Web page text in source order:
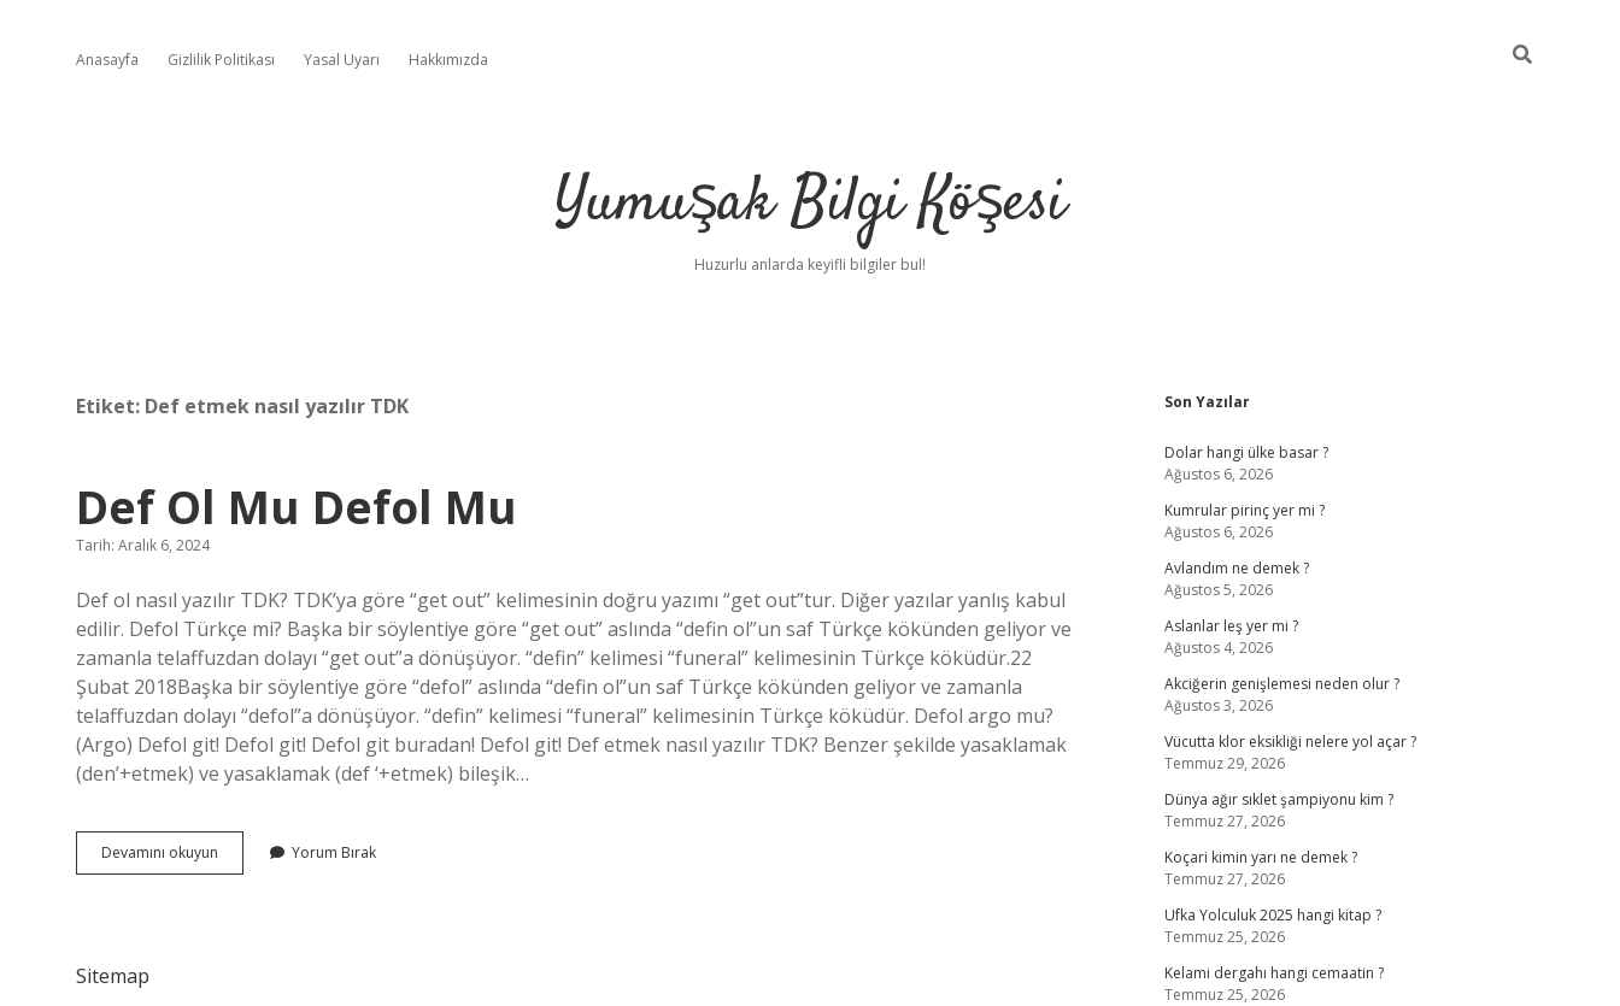
Anasayfa Gizlilik Politikası Yasal Uyarı Hakkımızda
Yumuşak Bilgi Köşesi
Huzurlu anlarda keyifli bilgiler bul!
Etiket: Def etmek nasıl yazılır TDK
Def Ol Mu Defol Mu
Tarih: Aralık 6, 2024
Def ol nasıl yazılır TDK? TDK’ya göre “get out” kelimesinin doğru yazımı “get out”tur. Diğer yazılar yanlış kabul
edilir. Defol Türkçe mi? Başka bir söylentiye göre “get out” aslında “defin ol”un saf Türkçe kökünden geliyor ve
zamanla telaffuzdan dolayı “get out”a dönüşüyor. “defin” kelimesi “funeral” kelimesinin Türkçe köküdür.22
Şubat 2018Başka bir söylentiye göre “defol” aslında “defin ol”un saf Türkçe kökünden geliyor ve zamanla
telaffuzdan dolayı “defol”a dönüşüyor. “defin” kelimesi “funeral” kelimesinin Türkçe köküdür. Defol argo mu?
(Argo) Defol git! Defol git! Defol git buradan! Defol git! Def etmek nasıl yazılır TDK? Benzer şekilde yasaklamak
(den’+etmek) ve yasaklamak (def ‘+etmek) bileşik…
Devamını okuyun
Ol
Yorum Bırak
Sitemap
Sidebar
Son Yazılar
Dolar hangi ülke basar ?
Ağustos 6, 2026
Kumrular pirinç yer mi ?
Ağustos 6, 2026
Avlandım ne demek ?
Ağustos 5, 2026
Aslanlar leş yer mi ?
Ağustos 4, 2026
Akciğerin genişlemesi neden olur ?
Ağustos 3, 2026
Vücutta klor eksikliği nelere yol açar ?
Temmuz 29, 2026
Dünya ağır sıklet şampiyonu kim ?
Temmuz 27, 2026
Koçari kimin yarı ne demek ?
Temmuz 27, 2026
Ufka Yolculuk 2025 hangi kitap ?
Temmuz 25, 2026
Kelami dergahı hangi cemaatin ?
Temmuz 25, 2026